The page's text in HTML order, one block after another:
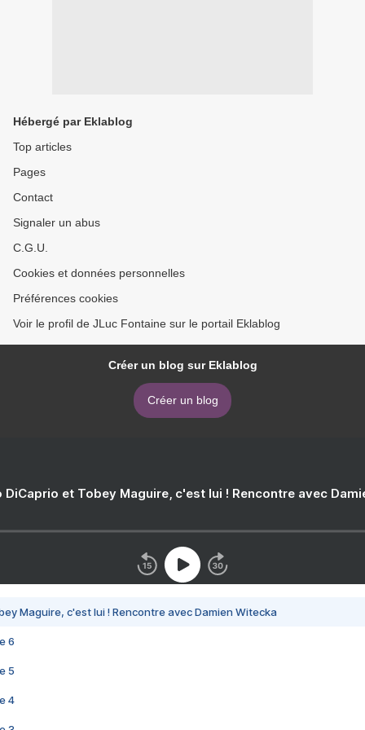
Hébergé par Eklablog
Top articles
Pages
Contact
Signaler un abus
C.G.U.
Cookies et données personnelles
Préférences cookies
Voir le profil de JLuc Fontaine sur le portail Eklablog
Créer un blog sur Eklablog
Créer un blog
DiCaprio et Tobey Maguire, c'est lui ! Rencontre avec
Maguire, c'est lui ! Rencontre avec Damien Witecka
6
5
4